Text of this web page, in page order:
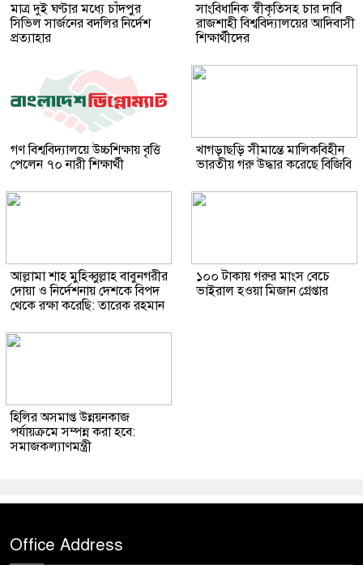
মাত্র দুই ঘণ্টার মধ্যে চাঁদপুর
সিভিল সার্জনের বদলির নির্দেশ
প্রত্যাহার
সাংবিধানিক স্বীকৃতিসহ চার দাবি
রাজশাহী বিশ্ববিদ্যালয়ের আদিবাসী
শিক্ষার্থীদের
গণ বিশ্ববিদ্যালয়ে উচ্চশিক্ষায় বৃত্তি
পেলেন ৭০ নারী শিক্ষার্থী
খাগড়াছড়ি সীমান্তে মালিকবিহীন
ভারতীয় গরু উদ্ধার করেছে বিজিবি
আল্লামা শাহ মুহিব্বুল্লাহ বাবুনগরীর
দোয়া ও নির্দেশনায় দেশকে বিপদ
থেকে রক্ষা করেছি: তারেক রহমান
১০০ টাকায় গরুর মাংস বেচে
ভাইরাল হওয়া মিজান গ্রেপ্তার
হিলির অসমাপ্ত উন্নয়নকাজ
পর্যায়ক্রমে সম্পন্ন করা হবে:
সমাজকল্যাণমন্ত্রী
Office Address